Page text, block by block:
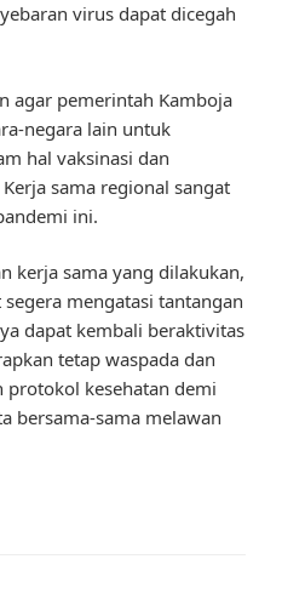
virus dapat dicegah
agar pemerintah Kamboja
negara lain untuk
hal vaksinasi dan
sama regional sangat
ini.
kerja sama yang dilakukan,
mengatasi tantangan
dapat kembali beraktivitas
tetap waspada dan
kesehatan demi
bersama-sama melawan